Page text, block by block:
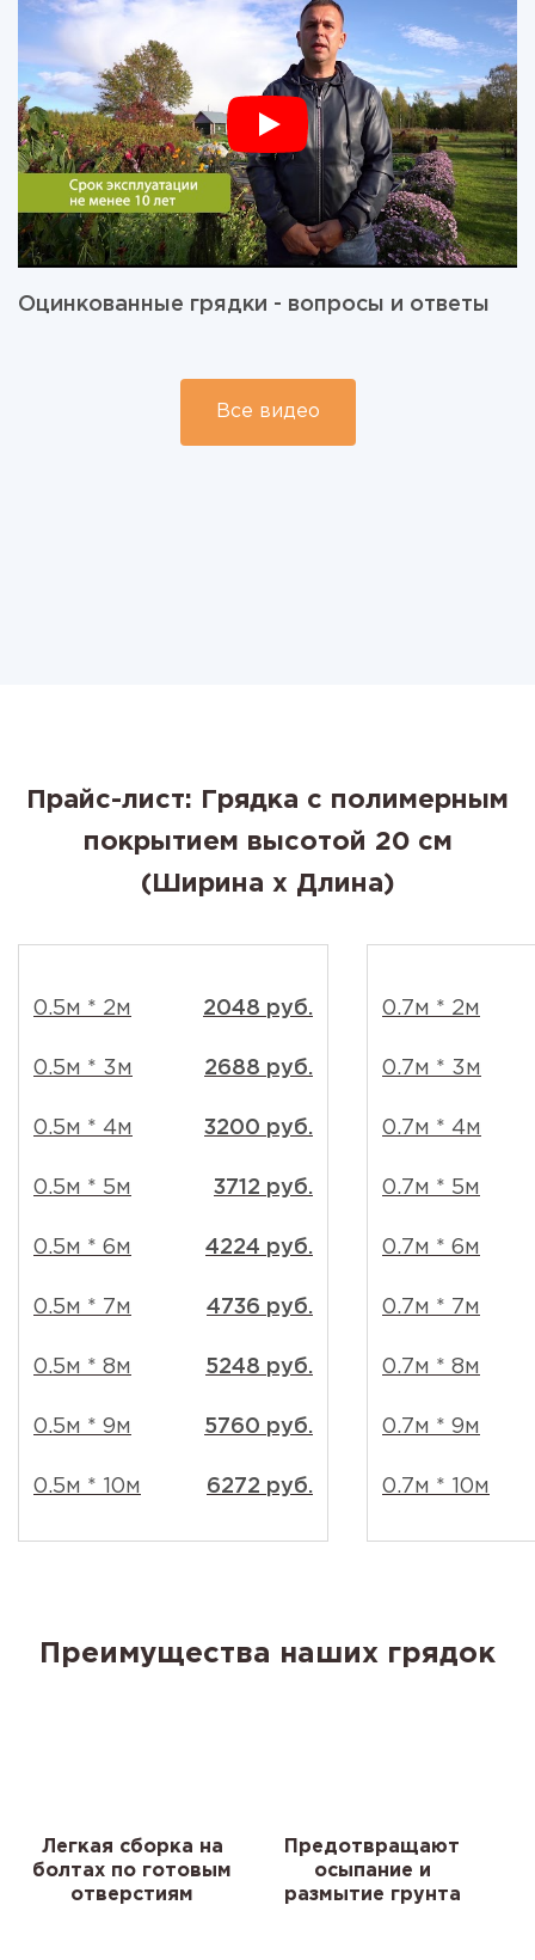
Оцинкованные грядки - вопросы и ответы
Все видео
Прайс-лист: Грядка с полимерным
покрытием высотой 20 см
(Ширина x Длина)
0.5м * 2м 2048 руб.
0.5м * 3м 2688 руб.
0.5м * 4м 3200 руб.
0.5м * 5м 3712 руб.
0.5м * 6м 4224 руб.
0.5м * 7м 4736 руб.
0.5м * 8м 5248 руб.
0.5м * 9м 5760 руб.
0.5м * 10м 6272 руб.
0.7м * 2м
0.7м * 3м
0.7м * 4м
0.7м * 5м
0.7м * 6м
0.7м * 7м
0.7м * 8м
0.7м * 9м
0.7м * 10м
Преимущества наших грядок
Легкая сборка на
болтах по готовым
отверстиям
Предотвращают
осыпание и
размытие грунта